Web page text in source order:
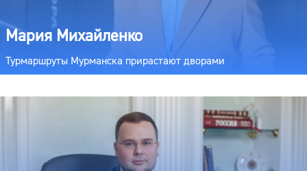
Мария Михайленко
Турмаршруты Мурманска прирастают дворами